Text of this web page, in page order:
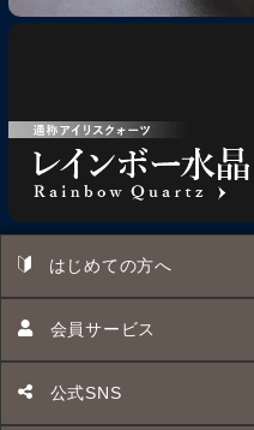
はじめての方へ
会員サービス
公式SNS